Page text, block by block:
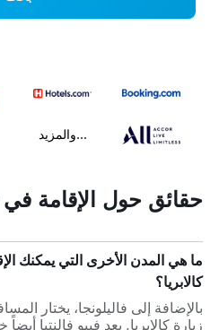
...والمزيد
حقائق حول الإقامة في
ما هي المدن الأخرى التي يمكنك
كالابريا؟
بالإضافة إلى فاليلونجا، يختار
زيارة كالابريا. يعد فيبو فالنتيا أيضاً